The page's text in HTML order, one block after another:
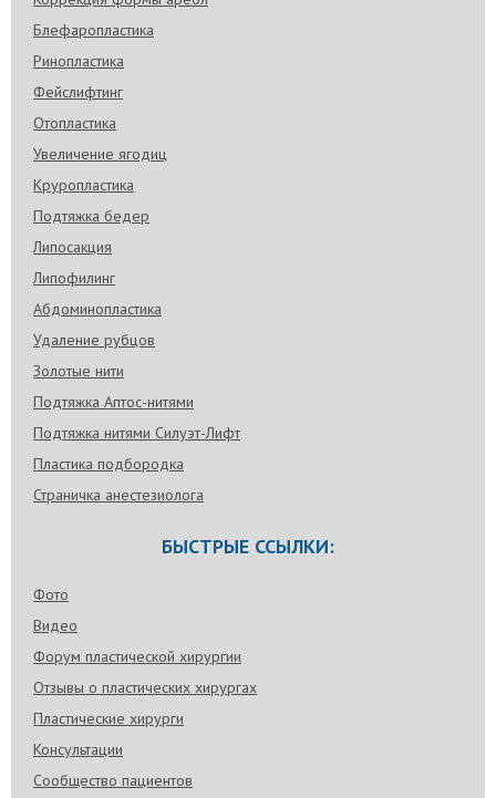
Блефаропластика
Ринопластика
Фейслифтинг
Отопластика
Увеличение ягодиц
Круропластика
Подтяжка бедер
Липосакция
Липофилинг
Абдоминопластика
Удаление рубцов
Золотые нити
Подтяжка Аптос-нитями
Подтяжка нитями Силуэт-Лифт
Пластика подбородка
Страничка анестезиолога
БЫСТРЫЕ ССЫЛКИ:
Фото
Видео
Форум пластической хирургии
Отзывы о пластических хирургах
Пластические хирурги
Консультации
Сообщество пациентов